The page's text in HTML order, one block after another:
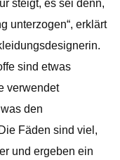
steigt, es sei denn,
unterzogen“, erklärt
sind etwas
verwendet
den
Fäden sind viel,
und ergeben ein